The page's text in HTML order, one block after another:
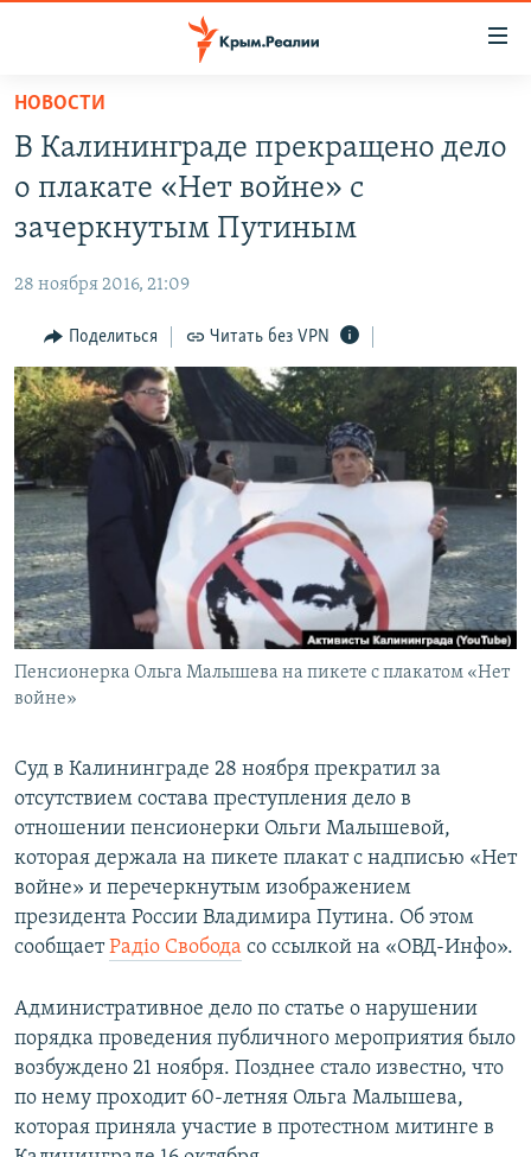
Вернуться
основному
содержанию
главной
навигации
Вернутся
поиску
11 ЛЕТ ОККУПАЦИИ КРЫМА. 11 ИСТОРИЙ СОПРОТИВЛЕНИЯ
ЕЩЕ
ИНТЕРАКТИВ
ИНФОГРАФИКА
ТЕЛЕПРОЕКТ КРЫМ.РЕАЛИИ
СОВЕТЫ ПРАВОЗАЩИТНИКОВ
ПРОПАВШИЕ БЕЗ ВЕСТИ
ПОБЕДИТЕЛЕЙ НЕ СУДЯТ?
КРЫМ.НЕПОКОРЕННЫЙ
ELIFBE
УКРАИНСКАЯ ПРОБЛЕМА КРЫМА
РАДІО СВОБОДА
КАК ОБОЙТИ БЛОКИРОВКУ
Українською
Qırımtatar
ПРИСОЕДИНЯЙТЕСЬ!
НОВОСТИ
В Калининграде прекращено дело
о плакате «Нет войне» с
зачеркнутым Путиным
28 ноября 2016, 21:09
Поделиться Читать без VPN
Пенсионерка Ольга Малышева на пикете с плакатом «Нет
войне»
Суд в Калининграде 28 ноября прекратил за
отсутствием состава преступления дело в
отношении пенсионерки Ольги Малышевой,
которая держала на пикете плакат с надписью «Нет
войне» и перечеркнутым изображением
президента России Владимира Путина. Об этом
сообщаетРадіо Свобода со ссылкой на «ОВД-Инфо».
Административное дело по статье о нарушении
порядка проведения публичного мероприятия было
возбуждено 21 ноября. Позднее стало известно, что
по нему проходит 60-летняя Ольга Малышева,
которая приняла участие в протестном митинге в